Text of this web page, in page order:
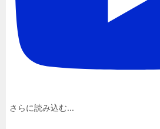
さらに読み込む...